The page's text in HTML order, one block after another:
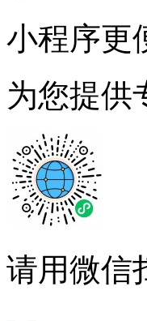
小程序更
为您提供
请用微信